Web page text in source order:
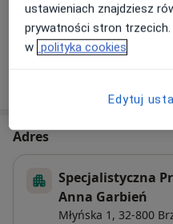
+ 6 usług
W jaki sposób
Adres
Specjalistyczna
Anna Garbień
Młyńska 1, 32-800
ustawieniach znajdziesz
prywatności stron
w polityka cookies
Edytuj